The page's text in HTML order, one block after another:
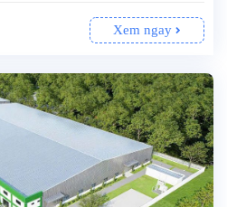
Xem ngay